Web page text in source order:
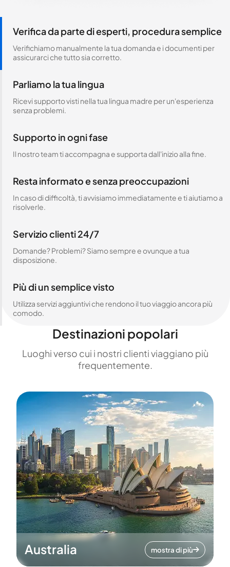
Verifica da parte di esperti, procedura semplice
Verifichiamo manualmente la tua domanda e i documenti per
assicurarci che tutto sia corretto.
Parliamo la tua lingua
Ricevi supporto visti nella tua lingua madre per un'esperienza
senza problemi.
Supporto in ogni fase
Il nostro team ti accompagna e supporta dall'inizio alla fine.
Resta informato e senza preoccupazioni
In caso di difficoltà, ti avvisiamo immediatamente e ti aiutiamo a
risolverle.
Servizio clienti 24/7
Domande? Problemi? Siamo sempre e ovunque a tua
disposizione.
Più di un semplice visto
Utilizza servizi aggiuntivi che rendono il tuo viaggio ancora più
comodo.
Destinazioni popolari
Luoghi verso cui i nostri clienti viaggiano più
frequentemente.
Australia mostra di più